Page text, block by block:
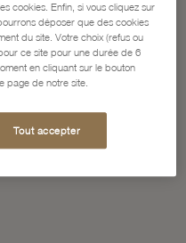
cookies. Enfin, si vous cliquez sur
déposer que des cookies
du site. Votre choix (refus ou
ce site pour une durée de 6
en cliquant sur le bouton
page de notre site.
Tout accepter